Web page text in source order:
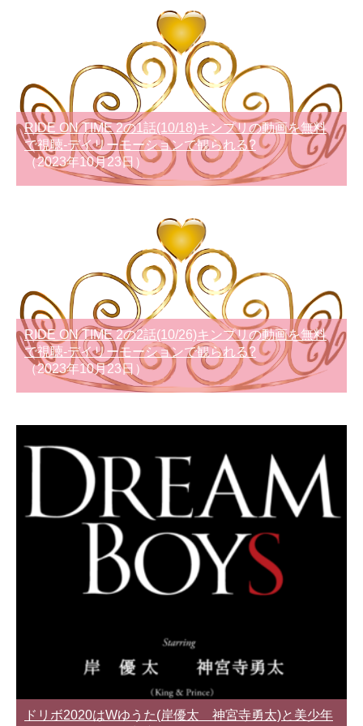
RIDE ON TIME 2の1話(10/18)キンプリの動画を無料
で視聴-デイリーモーションで観られる?
（2023年10月23日）
RIDE ON TIME 2の2話(10/26)キンプリの動画を無料
で視聴-デイリーモーションで観られる?
（2023年10月23日）
ドリボ2020はWゆうた(岸優太 神宮寺勇太)と美少年